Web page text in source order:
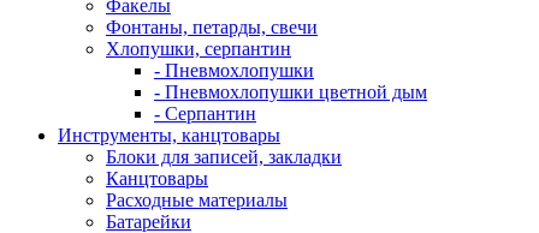
Факелы
Фонтаны, петарды, свечи
Хлопушки, серпантин
- Пневмохлопушки
- Пневмохлопушки цветной дым
- Серпантин
Инструменты, канцтовары
Блоки для записей, закладки
Канцтовары
Расходные материалы
Батарейки